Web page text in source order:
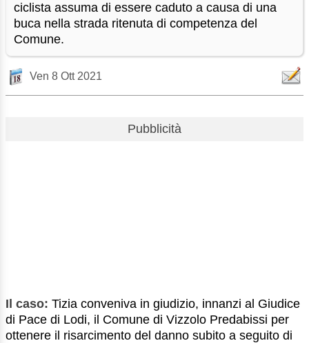
ciclista assuma di essere caduto a causa di una
buca nella strada ritenuta di competenza del
Comune.
Ven 8 Ott 2021
Pubblicità
Il caso: Tizia conveniva in giudizio, innanzi al Giudice
di Pace di Lodi, il Comune di Vizzolo Predabissi per
ottenere il risarcimento del danno subito a seguito di